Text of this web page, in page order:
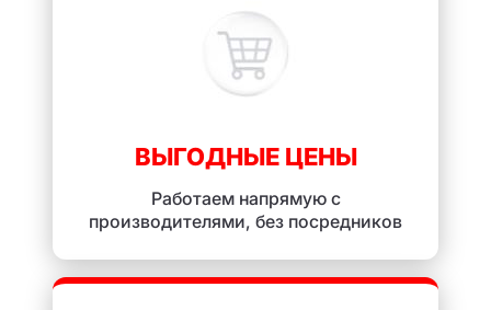
ВЫГОДНЫЕ ЦЕНЫ
Работаем напрямую с
производителями, без посредников